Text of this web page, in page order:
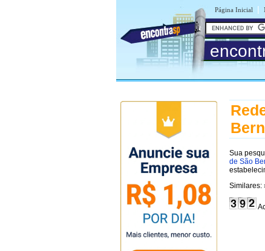
Página Inicial |
Sua
de São
Similares: